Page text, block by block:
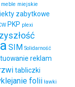
meble miejskie
zabytkowe
PKP plexi
SIM Solidarność
reklam
tabliczki
folii ławki